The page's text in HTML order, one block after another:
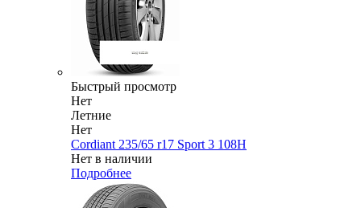
Быстрый просмотр
Нет
Летние
Нет
Cordiant 235/65 r17 Sport 3 108H
Нет в наличии
Подробнее